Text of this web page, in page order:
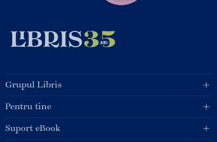
Grupul Libris
Pentru tine
Suport eBook